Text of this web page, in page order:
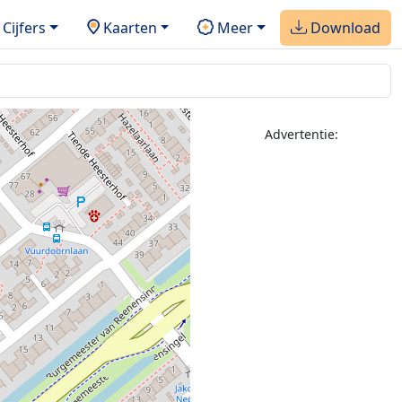
Cijfers Kaarten Meer Download
Advertentie: